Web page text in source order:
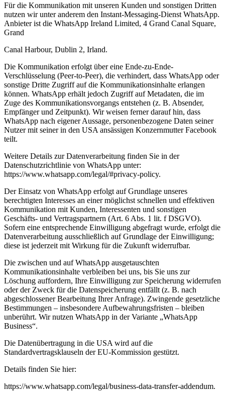
Für die Kommunikation mit unseren Kunden und sonstigen Dritten
nutzen wir unter anderem den Instant-Messaging-Dienst WhatsApp.
Anbieter ist die WhatsApp Ireland Limited, 4 Grand Canal Square,
Grand
Canal Harbour, Dublin 2, Irland.
Die Kommunikation erfolgt über eine Ende-zu-Ende-
Verschlüsselung (Peer-to-Peer), die verhindert, dass WhatsApp oder
sonstige Dritte Zugriff auf die Kommunikationsinhalte erlangen
können. WhatsApp erhält jedoch Zugriff auf Metadaten, die im
Zuge des Kommunikationsvorgangs entstehen (z. B. Absender,
Empfänger und Zeitpunkt). Wir weisen ferner darauf hin, dass
WhatsApp nach eigener Aussage, personenbezogene Daten seiner
Nutzer mit seiner in den USA ansässigen Konzernmutter Facebook
teilt.
Weitere Details zur Datenverarbeitung finden Sie in der
Datenschutzrichtlinie von WhatsApp unter:
https://www.whatsapp.com/legal/#privacy-policy.
Der Einsatz von WhatsApp erfolgt auf Grundlage unseres
berechtigten Interesses an einer möglichst schnellen und effektiven
Kommunikation mit Kunden, Interessenten und sonstigen
Geschäfts- und Vertragspartnern (Art. 6 Abs. 1 lit. f DSGVO).
Sofern eine entsprechende Einwilligung abgefragt wurde, erfolgt die
Datenverarbeitung ausschließlich auf Grundlage der Einwilligung;
diese ist jederzeit mit Wirkung für die Zukunft widerrufbar.
Die zwischen und auf WhatsApp ausgetauschten
Kommunikationsinhalte verbleiben bei uns, bis Sie uns zur
Löschung auffordern, Ihre Einwilligung zur Speicherung widerrufen
oder der Zweck für die Datenspeicherung entfällt (z. B. nach
abgeschlossener Bearbeitung Ihrer Anfrage). Zwingende gesetzliche
Bestimmungen – insbesondere Aufbewahrungsfristen – bleiben
unberührt. Wir nutzen WhatsApp in der Variante „WhatsApp
Business“.
Die Datenübertragung in die USA wird auf die
Standardvertragsklauseln der EU-Kommission gestützt.
Details finden Sie hier:
https://www.whatsapp.com/legal/business-data-transfer-addendum.